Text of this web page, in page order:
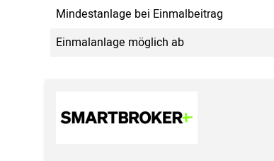
Mindestanlage bei Einmalbeitrag
Einmalanlage möglich ab